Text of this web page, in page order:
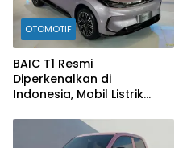
OTOMOTIF
BAIC T1 Resmi
Diperkenalkan di
Indonesia, Mobil Listrik
Ramaikan Pasar EV